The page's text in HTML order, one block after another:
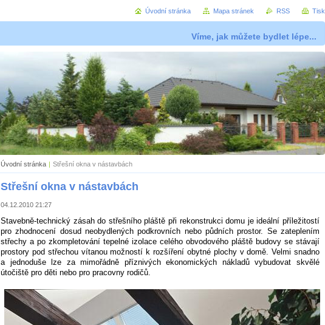
Víme, jak můžete bydlet lépe...
Úvodní stránka | Střešní okna v nástavbách
Střešní okna v nástavbách
04.12.2010 21:27
Stavebně-technický zásah do střešního pláště při rekonstrukci domu je ideální příležitostí
pro zhodnocení dosud neobydlených podkrovních nebo půdních prostor. Se zateplením
střechy a po zkompletování tepelné izolace celého obvodového pláště budovy se stávají
prostory pod střechou vítanou možností k rozšíření obytné plochy v domě. Velmi snadno
a jednoduše lze za mimořádně příznivých ekonomických nákladů vybudovat skvělé
útočiště pro děti nebo pro pracovny rodičů.
Úvodní stránka Mapa stránek RSS Tisk